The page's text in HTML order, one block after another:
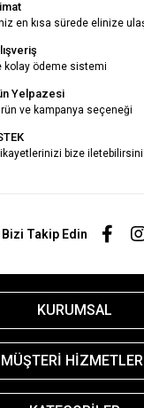
en kısa sürede elinize
kolay ödeme sistemi
Yelpazesi
ve kampanya seçeneği
bize
Bizi Takip Edin
KURUMSAL
MÜŞTERİ